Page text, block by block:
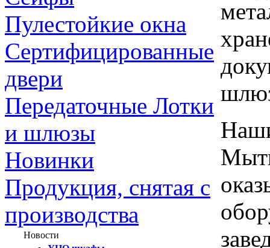
Пулестойкие окна
Сертифицированные
двери
Передаточные Лотки
и шлюзы
Новинки
Продукция, снятая с
производства
Новости